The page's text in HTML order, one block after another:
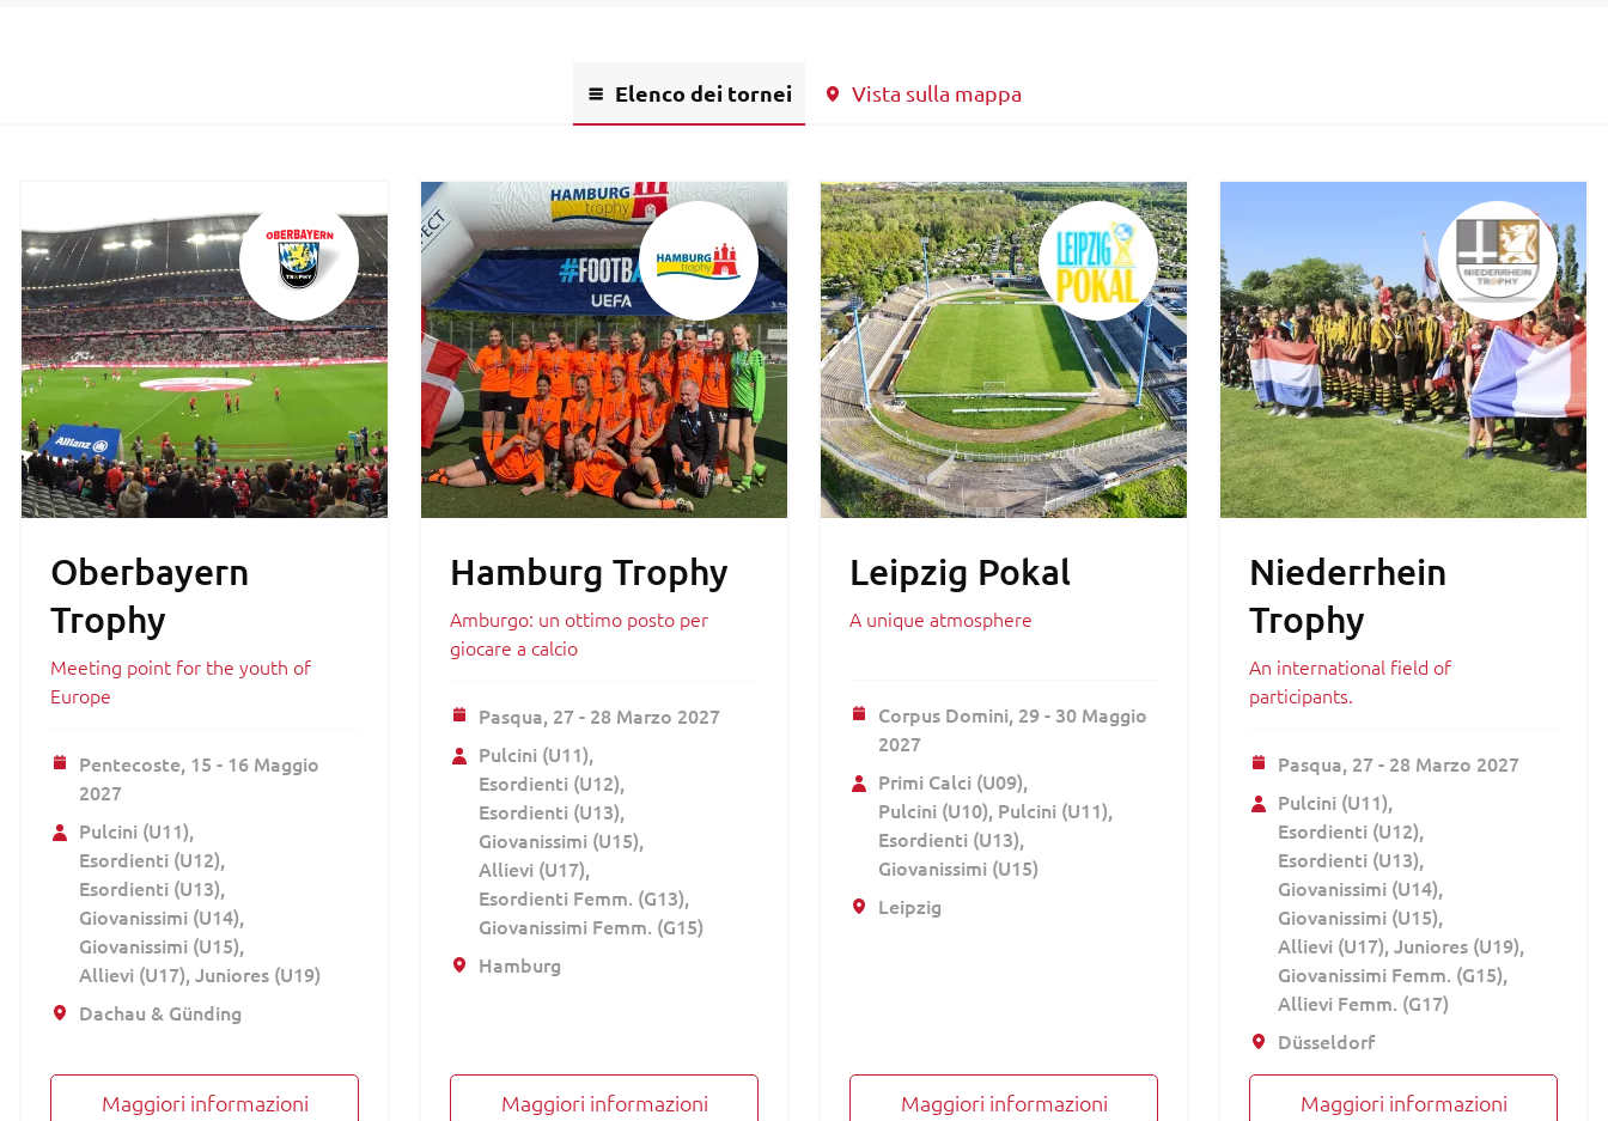
Elenco dei tornei Vista sulla mappa
Oberbayern
Trophy
Meeting point for the youth of
Europe
Pentecoste, 15 - 16 Maggio
2027
Pulcini (U11)
Esordienti (U12)
Esordienti (U13)
Giovanissimi (U14)
Giovanissimi (U15)
Allievi (U17) Juniores (U19)
Dachau & Günding
Maggiori informazioni
Hamburg Trophy
Amburgo: un ottimo posto per
giocare a calcio
Pasqua, 27 - 28 Marzo 2027
Pulcini (U11)
Esordienti (U12)
Esordienti (U13)
Giovanissimi (U15)
Allievi (U17)
Esordienti Femm. (G13)
Giovanissimi Femm. (G15)
Hamburg
Maggiori informazioni
Leipzig Pokal
A unique atmosphere
Corpus Domini, 29 - 30 Maggio
2027
Primi Calci (U09)
Pulcini (U10) Pulcini (U11)
Esordienti (U13)
Giovanissimi (U15)
Leipzig
Maggiori informazioni
Niederrhein
Trophy
An international field of
participants.
Pasqua, 27 - 28 Marzo 2027
Pulcini (U11)
Esordienti (U12)
Esordienti (U13)
Giovanissimi (U14)
Giovanissimi (U15)
Allievi (U17) Juniores (U19)
Giovanissimi Femm. (G15)
Allievi Femm. (G17)
Düsseldorf
Maggiori informazioni